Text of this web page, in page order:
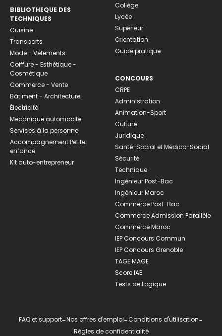
BIBLIOTHEQUE DES
TECHNIQUES
Cuisine
Transports
Mode - Vêtements
Coiffure - Esthétique -
Cosmétique
Commerce - Vente
Bâtiment - Architecture
Électricité
Mécanique automobile
Services à la personne
Accompagnement Petite
enfance
Kit auto-entrepreneur
Collège
Lycée
Supérieur
Orientation
Guide pratique
CONCOURS
CRPE
Administration
Animation-Sport
Culture
Juridique
Santé-Social et Médico-Social
Sécurité
Technique
Ingénieur Post-Bac
Ingénieur Maroc
Commerce Post-Bac
Commerce Admission Parallèle
Commerce Maroc
IEP Concours Commun
IEP Concours Grenoble
TAGE MAGE
Score IAE
Tests de Logique
FAQ et support-Nos offres d'emploi-Conditions d'utilisation-
Règles de confidentialité